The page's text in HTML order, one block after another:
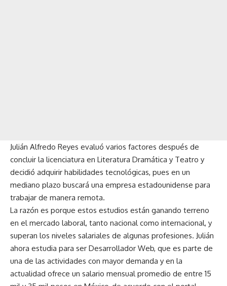
Julián Alfredo Reyes evaluó varios factores después de
concluir la licenciatura en Literatura Dramática y Teatro y
decidió adquirir habilidades tecnológicas, pues en un
mediano plazo buscará una empresa estadounidense para
trabajar de manera remota.
La razón es porque estos estudios están ganando terreno
en el mercado laboral, tanto nacional como internacional, y
superan los niveles salariales de algunas profesiones. Julián
ahora estudia para ser Desarrollador Web, que es parte de
una de las actividades con mayor demanda y en la
actualidad ofrece un salario mensual promedio de entre 15